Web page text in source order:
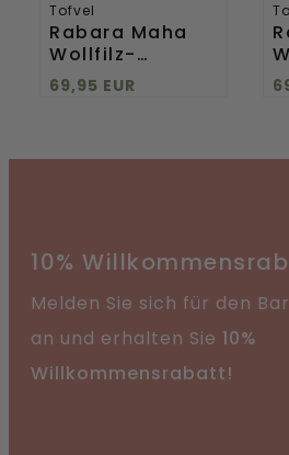
Tofvel
Rabara Maha
Wollfilz-
Hausschuhe
Red
69,95 EUR
10%
Melden Sie sich für den
an und erhalten Sie 10%
Willkommensrabatt!